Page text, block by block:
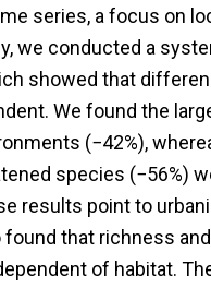
series, a focus on
we conducted a
showed that
We found the
(−42%),
species (−56%)
results point to
that richness
of habitat.